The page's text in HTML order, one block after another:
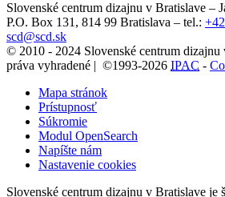
Slovenské centrum dizajnu v Bratislave –
P.O. Box 131, 814 99 Bratislava – tel.:
scd@scd.sk
© 2010 - 2024 Slovenské centrum
práva vyhradené | ©1993-2026 IPAC -
Mapa stránok
Prístupnosť
Súkromie
Modul OpenSearch
Napíšte nám
Nastavenie cookies
Slovenské centrum dizajnu v Bratislave je